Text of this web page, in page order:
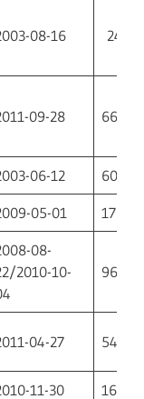
08-16 242
09-28 66
06-12 602
05-01 17
08-
2010-10-
96/79
04-27 54
11-30 163